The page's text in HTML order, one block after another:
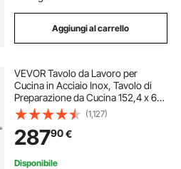
Aggiungi al carrello
VEVOR Tavolo da Lavoro per
Cucina in Acciaio Inox, Tavolo di
Preparazione da Cucina 152,4 x 61
cm Isola Centrale per Catering Bar
Hotel Ristorante Banchetti Banco da
2 Ripiani con Alzatina Senza Ruote
(1,127)
28790€
Disponibile